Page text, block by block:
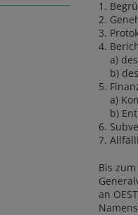
1.
2.
3.
4.
a) des
b) des
5.
a)
b)
6.
7.
Bis
an